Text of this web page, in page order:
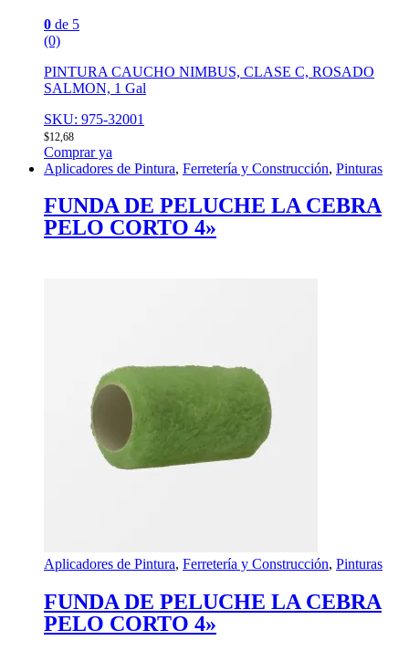
0 de 5
(0)
PINTURA CAUCHO NIMBUS, CLASE C, ROSADO
SALMON, 1 Gal
SKU: 975-32001
$12,68
Comprar ya
Aplicadores de Pintura, Ferretería y Construcción, Pinturas
FUNDA DE PELUCHE LA CEBRA
PELO CORTO 4»
Aplicadores de Pintura, Ferretería y Construcción, Pinturas
FUNDA DE PELUCHE LA CEBRA
PELO CORTO 4»